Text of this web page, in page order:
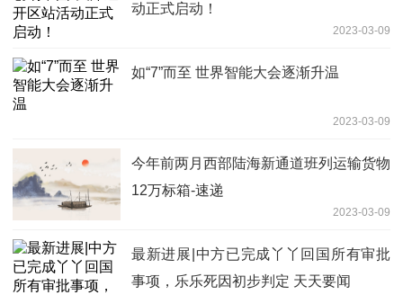
动正式启动！
2023-03-09
如“7”而至 世界智能大会逐渐升温
2023-03-09
今年前两月西部陆海新通道班列运输货物
12万标箱-速递
2023-03-09
最新进展|中方已完成丫丫回国所有审批
事项，乐乐死因初步判定 天天要闻